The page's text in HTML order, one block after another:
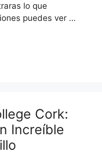
lo que
puedes ver …
Cork:
Increíble